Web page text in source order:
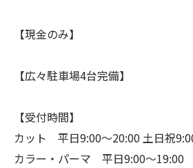
【現金のみ】
【広々駐車場4台完備】
【受付時間】
カット 平日9:00〜20:00 土日祝
カラー・パーマ 平日9:00〜19:00